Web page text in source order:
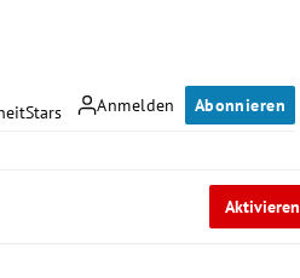
Anmelden Abonnieren
Stars
Aktivieren